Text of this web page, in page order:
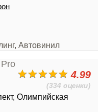
Автовинил
4.99
(334 оценки)
Олимпийская